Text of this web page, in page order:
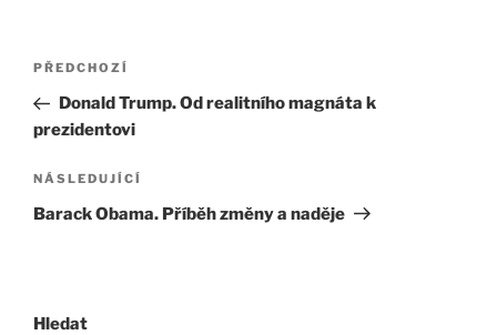
Navigace
příspěvek
Předchozí
příspěvek
PŘEDCHOZÍ
Donald Trump. Od realitního magnáta k
prezidentovi
Následující
příspěvek
NÁSLEDUJÍCÍ
Barack Obama. Příběh změny a naděje
Hledat